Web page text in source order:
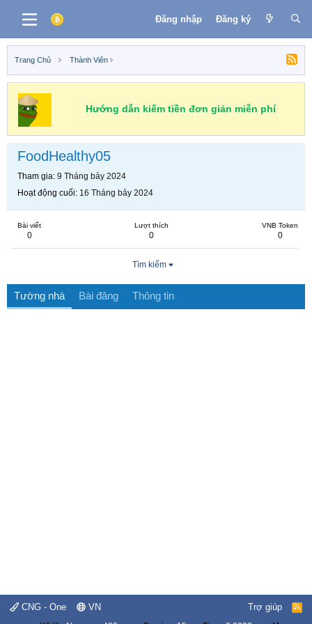
Đăng nhập Đăng ký
Trang Chủ Thành Viên
Hướng dẫn kiếm tiền đơn giản miễn phí
FoodHealthy05
Tham gia 9 Tháng bảy 2024
Hoạt động cuối 16 Tháng bảy 2024
Bài viết
0
Lượt thích
0
VNB Token
0
Tìm kiếm
Tường nhà Bài đăng Thông tin
CNG - One VN Trợ giúp
R